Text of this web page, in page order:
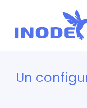
contenuto
Un